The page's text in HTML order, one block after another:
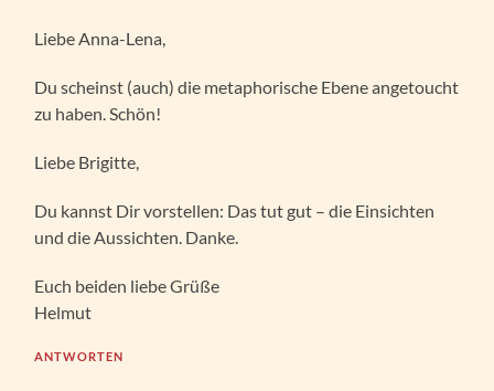
Liebe Anna-Lena,
Du scheinst (auch) die metaphorische Ebene angetoucht
zu haben. Schön!
Liebe Brigitte,
Du kannst Dir vorstellen: Das tut gut – die Einsichten
und die Aussichten. Danke.
Euch beiden liebe Grüße
Helmut
ANTWORTEN